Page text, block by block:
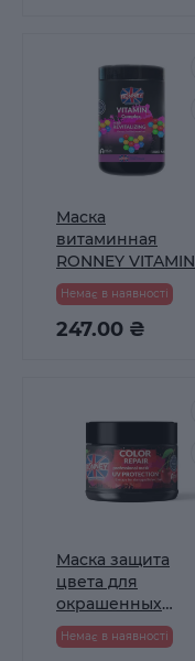
Маска
витаминная
RONNEY VITAMIN
COMPLEX для
тонких и слабых
волос 1000 мл
Немає в наявності
247.00 ₴
Маска защита
цвета для
окрашенных
волос RONNEY
COLOR REPAIR
Немає в наявності